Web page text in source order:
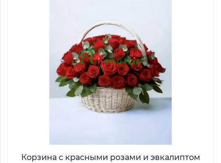
Корзина с красными розами и эвкалиптом